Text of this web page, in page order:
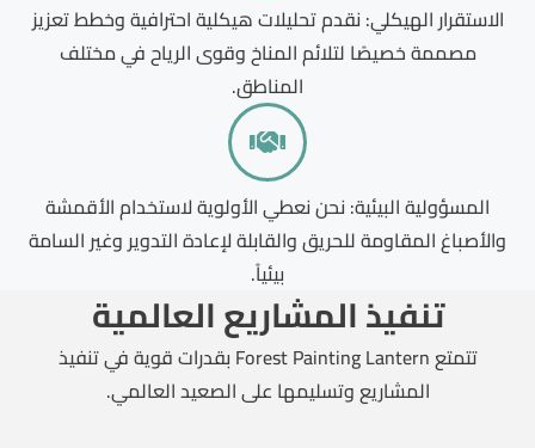
الاستقرار الهيكلي: نقدم تحليلات هيكلية احترافية وخطط تعزيز
مصممة خصيصًا لتلائم المناخ وقوى الرياح في مختلف
المناطق.
المسؤولية البيئية: نحن نعطي الأولوية لاستخدام الأقمشة
والأصباغ المقاومة للحريق والقابلة لإعادة التدوير وغير السامة
بيئياً.
تنفيذ المشاريع العالمية
تتمتع Forest Painting Lantern بقدرات قوية في تنفيذ
المشاريع وتسليمها على الصعيد العالمي.